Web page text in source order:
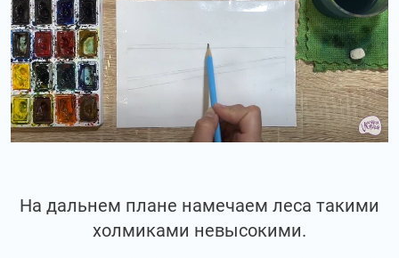
На дальнем плане намечаем леса такими
холмиками невысокими.